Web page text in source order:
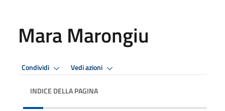
Mara Marongiu
Condividi Vedi azioni
INDICE DELLA PAGINA